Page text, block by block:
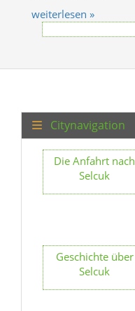
weiterlesen »
Citynavigation
Die Anfahrt nach
Selcuk
Geschichte über
Selcuk